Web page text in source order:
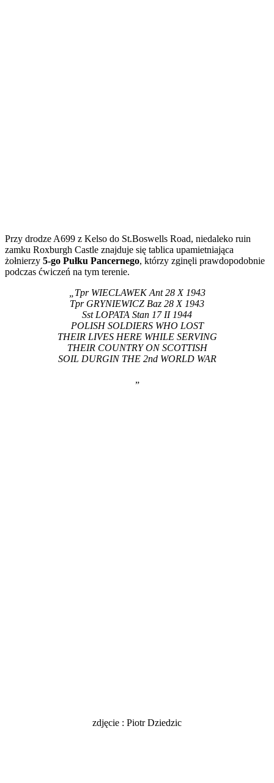
Przy drodze A699 z Kelso do St.Boswells Road, niedaleko ruin
zamku Roxburgh Castle znajduje się tablica upamietniająca
żołnierzy 5-go Pułku Pancernego, którzy zginęli prawdopodobnie
podczas ćwiczeń na tym terenie.
„Tpr WIECLAWEK Ant 28 X 1943
Tpr GRYNIEWICZ Baz 28 X 1943
Sst LOPATA Stan 17 II 1944
POLISH SOLDIERS WHO LOST
THEIR LIVES HERE WHILE SERVING
THEIR COUNTRY ON SCOTTISH
SOIL DURGIN THE 2nd WORLD WAR
„
zdjęcie : Piotr Dziedzic